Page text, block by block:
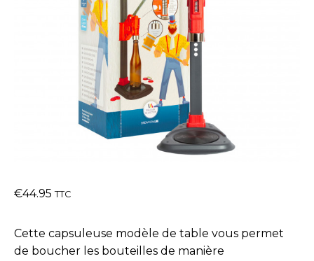
€44.95 TTC
Cette capsuleuse modèle de table vous permet
de boucher les bouteilles de manière